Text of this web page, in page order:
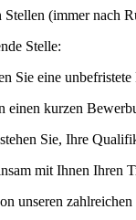
(immer nach
Stelle:
Sie eine
kurzen
Sie, Ihre
mit Ihnen Ihren
unseren